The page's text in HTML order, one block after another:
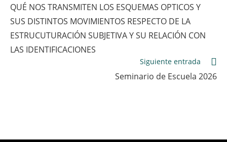
artículos
QUÉ NOS TRANSMITEN LOS ESQUEMAS OPTICOS Y
SUS DISTINTOS MOVIMIENTOS RESPECTO DE LA
ESTRUCUTURACIÓN SUBJETIVA Y SU RELACIÓN CON
LAS IDENTIFICACIONES
Siguiente entrada
Seminario de Escuela 2026